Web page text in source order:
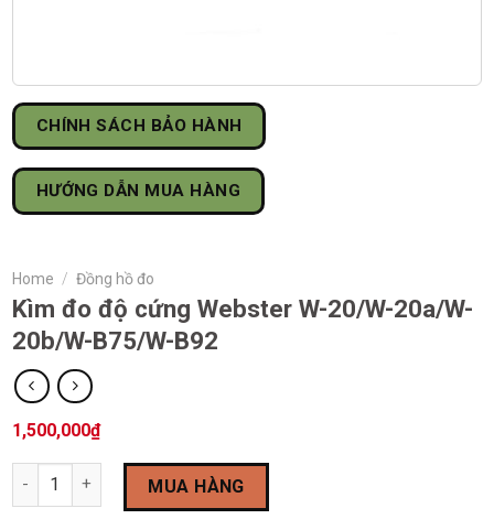
CHÍNH SÁCH BẢO HÀNH
HƯỚNG DẪN MUA HÀNG
Home / Đồng hồ đo
Kìm đo độ cứng Webster W-20/W-20a/W-
20b/W-B75/W-B92
1,500,000₫
Kìm đo độ cứng Webster W-20/W-20a/W-20b/W-B75/W-B92
MUA HÀNG